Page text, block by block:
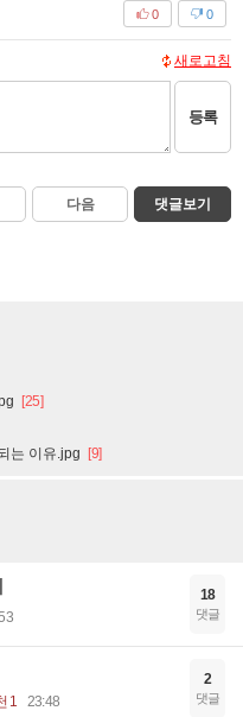
0
0
새로고침
등록
다음 댓글보기
[25]
는 이유.jpg [9]
18
댓글
1 23:48
2
댓글